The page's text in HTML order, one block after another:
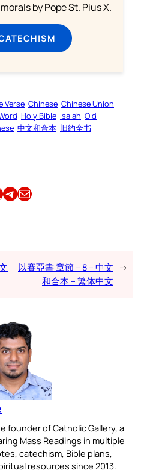
by Pope St. Pius X.
Verse Chinese Chinese Union
Holy Bible Isaiah Old
中文和合本 旧约全书
Share this article on TelegramEmail this Article
以賽亞書 章節 – 8 – 中文
和合本 – 繁体中文
→
founder of Catholic Gallery, a
Mass Readings in multiple
catechism, Bible plans,
resources since 2013.